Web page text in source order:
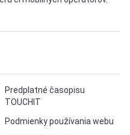
Predplatné časopisu
TOUCHIT
Podmienky používania webu